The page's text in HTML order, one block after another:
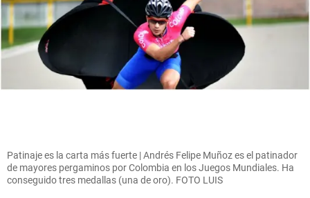
Patinaje es la carta más fuerte | Andrés Felipe Muñoz es el patinador
de mayores pergaminos por Colombia en los Juegos Mundiales. Ha
conseguido tres medallas (una de oro). FOTO LUIS